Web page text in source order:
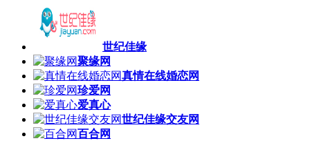
世纪佳缘
聚缘网
真情在线婚恋网
珍爱网
爱真心
世纪佳缘交友网
百合网